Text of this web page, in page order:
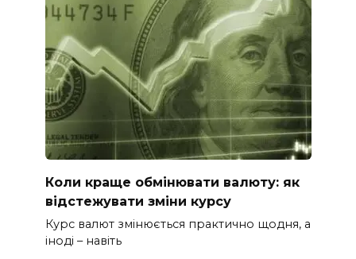
Коли краще обмінювати валюту: як
відстежувати зміни курсу
Курс валют змінюється практично щодня, а
іноді – навіть